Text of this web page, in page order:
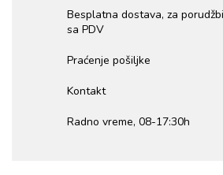
Besplatna dostava, za
sa PDV
Praćenje pošiljke
Kontakt
Radno vreme, 08-17:30h